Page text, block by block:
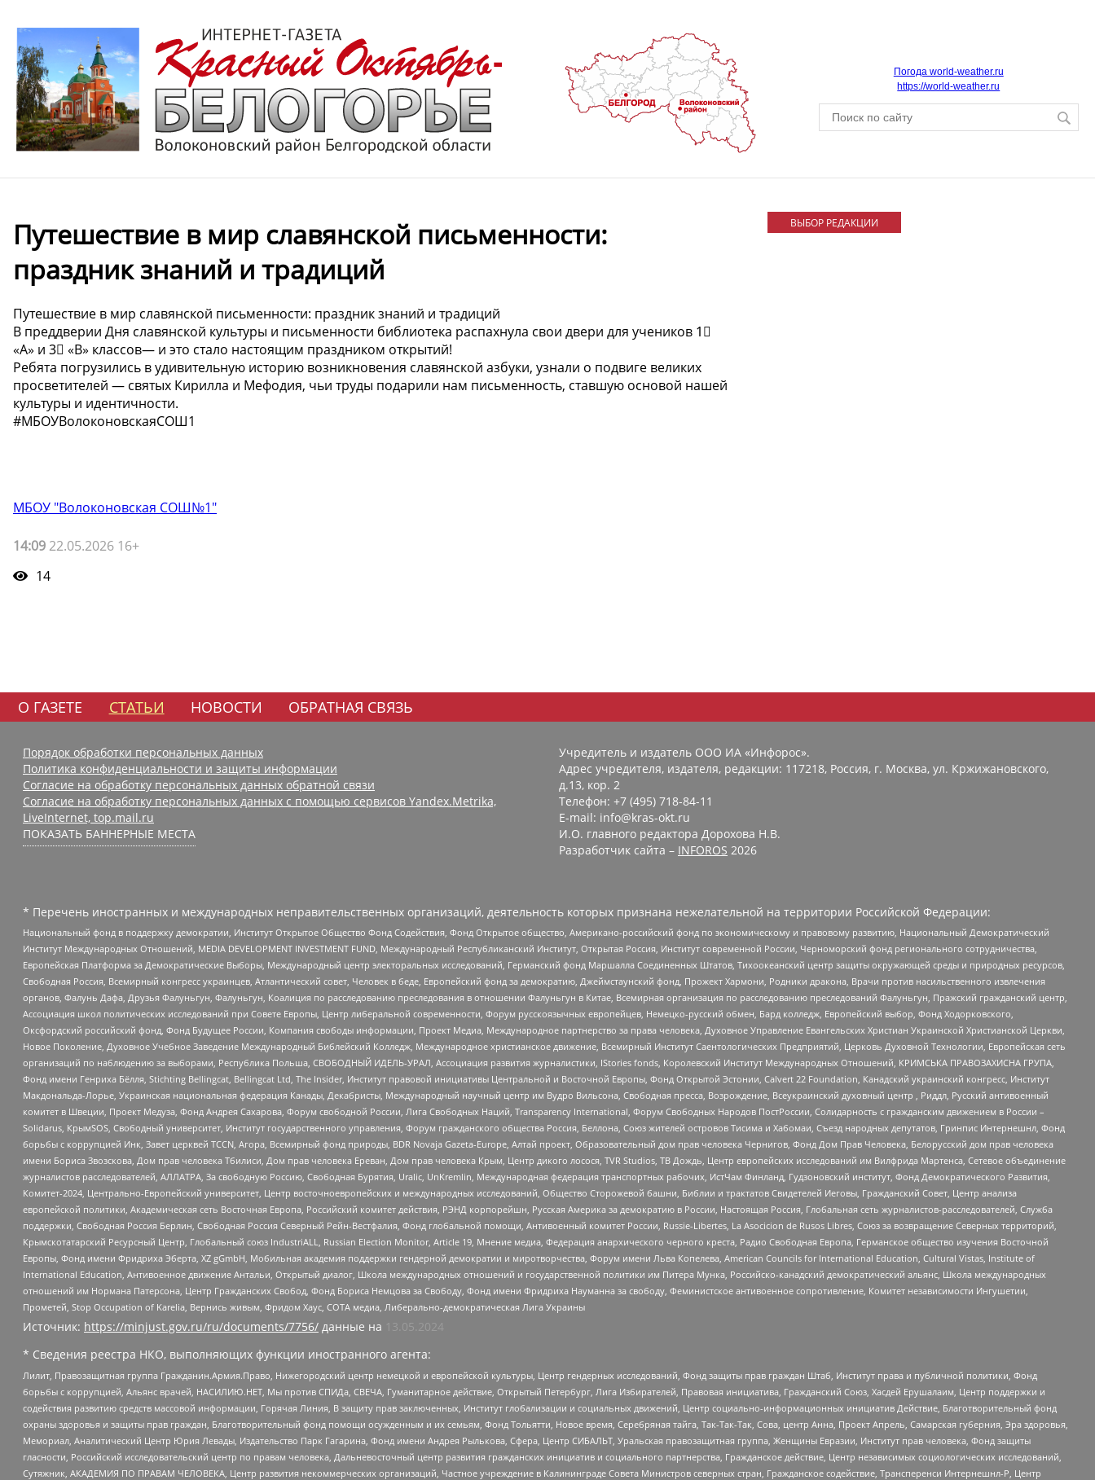
Погода world-weather.ru
https://world-weather.ru
Путешествие в мир славянской письменности:
праздник знаний и традиций
Путешествие в мир славянской письменности: праздник знаний и традиций
В преддверии Дня славянской культуры и письменности библиотека распахнула свои двери для учеников 1⃣
«А» и 3⃣ «В» классов— и это стало настоящим праздником открытий!
Ребята погрузились в удивительную историю возникновения славянской азбуки, узнали о подвиге великих
просветителей — святых Кирилла и Мефодия, чьи труды подарили нам письменность, ставшую основой нашей
культуры и идентичности.
#МБОУВолоконовскаяСОШ1
МБОУ "Волоконовская СОШ№1"
14:09 22.05.2026 16+
14
ВЫБОР РЕДАКЦИИ
О ГАЗЕТЕ СТАТЬИ НОВОСТИ ОБРАТНАЯ СВЯЗЬ
Порядок обработки персональных данных
Политика конфиденциальности и защиты информации
Согласие на обработку персональных данных обратной связи
Согласие на обработку персональных данных с помощью сервисов Yandex.Metrika,
LiveInternet, top.mail.ru
ПОКАЗАТЬ БАННЕРНЫЕ МЕСТА
Учредитель и издатель ООО ИА «Инфорос».
Адрес учредителя, издателя, редакции: 117218, Россия, г. Москва, ул. Кржижановского,
д.13, кор. 2
Телефон: +7 (495) 718-84-11
E-mail: info@kras-okt.ru
И.О. главного редактора Дорохова Н.В.
Разработчик сайта – INFOROS 2026
* Перечень иностранных и международных неправительственных организаций, деятельность которых признана нежелательной на территории Российской Федерации:
Национальный фонд в поддержку демократии, Институт Открытое Общество Фонд Содействия, Фонд Открытое общество, Американо-российский фонд по экономическому и правовому развитию, Национальный Демократический
Институт Международных Отношений, MEDIA DEVELOPMENT INVESTMENT FUND, Международный Республиканский Институт, Открытая Россия, Институт современной России, Черноморский фонд регионального сотрудничества,
Европейская Платформа за Демократические Выборы, Международный центр электоральных исследований, Германский фонд Маршалла Соединенных Штатов, Тихоокеанский центр защиты окружающей среды и природных ресурсов,
Свободная Россия, Всемирный конгресс украинцев, Атлантический совет, Человек в беде, Европейский фонд за демократию, Джеймстаунский фонд, Прожект Хармони, Родники дракона, Врачи против насильственного извлечения
органов, Фалунь Дафа, Друзья Фалуньгун, Фалуньгун, Коалиция по расследованию преследования в отношении Фалуньгун в Китае, Всемирная организация по расследованию преследований Фалуньгун, Пражский гражданский центр,
Ассоциация школ политических исследований при Совете Европы, Центр либеральной современности, Форум русскоязычных европейцев, Немецко-русский обмен, Бард колледж, Европейский выбор, Фонд Ходорковского,
Оксфордский российский фонд, Фонд Будущее России, Компания свободы информации, Проект Медиа, Международное партнерство за права человека, Духовное Управление Евангельских Христиан Украинской Христианской Церкви,
Новое Поколение, Духовное Учебное Заведение Международный Библейский Колледж, Международное христианское движение, Всемирный Институт Саентологических Предприятий, Церковь Духовной Технологии, Европейская сеть
организаций по наблюдению за выборами, Республика Польша, СВОБОДНЫЙ ИДЕЛЬ-УРАЛ, Ассоциация развития журналистики, IStories fonds, Королевский Институт Международных Отношений, КРИМСЬКА ПРАВОЗАХИСНА ГРУПА,
Фонд имени Генриха Бёлля, Stichting Bellingcat, Bellingcat Ltd, The Insider, Институт правовой инициативы Центральной и Восточной Европы, Фонд Открытой Эстонии, Calvert 22 Foundation, Канадский украинский конгресс, Институт
Макдональда-Лорье, Украинская национальная федерация Канады, Декабристы, Международный научный центр им Вудро Вильсона, Свободная пресса, Возрождение, Всеукраинский духовный центр , Риддл, Русский антивоенный
комитет в Швеции, Проект Медуза, Фонд Андрея Сахарова, Форум свободной России, Лига Свободных Наций, Transparеncy International, Форум Свободных Народов ПостРоссии, Солидарность с гражданским движением в России –
Solidarus, КрымSOS, Свободный университет, Институт государственного управления, Форум гражданского общества Россия, Беллона, Союз жителей островов Тисима и Хабомаи, Съезд народных депутатов, Гринпис Интернешнл, Фонд
борьбы с коррупцией Инк, Завет церквей TCCN, Агора, Всемирный фонд природы, BDR Novaja Gazeta-Europe, Алтай проект, Образовательный дом прав человека Чернигов, Фонд Дом Прав Человека, Белорусский дом прав человека
имени Бориса Звозскова, Дом прав человека Тбилиси, Дом прав человека Ереван, Дом прав человека Крым, Центр дикого лосося, TVR Studios, ТВ Дождь, Центр европейских исследований им Вилфрида Мартенса, Сетевое объединение
журналистов расследователей, АЛЛАТРА, За свободную Россию, Свободная Бурятия, Uralic, UnKremlin, Международная федерация транспортных рабочих, ИстЧам Финланд, Гудзоновский институт, Фонд Демократического Развития,
Комитет-2024, Центрально-Европейский университет, Центр восточноевропейских и международных исследований, Общество Сторожевой башни, Библии и трактатов Свидетелей Иеговы, Гражданский Совет, Центр анализа
европейской политики, Академическая сеть Восточная Европа, Российский комитет действия, РЭНД корпорейшн, Русская Америка за демократию в России, Настоящая Россия, Глобальная сеть журналистов-расследователей, Служба
поддержки, Свободная Россия Берлин, Свободная Россия Северный Рейн-Вестфалия, Фонд глобальной помощи, Антивоенный комитет России, Russie-Libertes, La Asocicion de Rusos Libres, Союз за возвращение Северных территорий,
Крымскотатарский Ресурсный Центр, Глобальный союз IndustriALL, Russian Election Monitor, Article 19, Мнение медиа, Федерация анархического черного креста, Радио Свободная Европа, Германское общество изучения Восточной
Европы, Фонд имени Фридриха Эберта, XZ gGmbH, Мобильная академия поддержки гендерной демократии и миротворчества, Форум имени Льва Копелева, American Councils for International Education, Cultural Vistas, Institute of
International Education, Антивоенное движение Антальи, Открытый диалог, Школа международных отношений и государственной политики им Питера Мунка, Российско-канадский демократический альянс, Школа международных
отношений им Нормана Патерсона, Центр Гражданских Свобод, Фонд Бориса Немцова за Свободу, Фонд имени Фридриха Науманна за свободу, Феминистское антивоенное сопротивление, Комитет независимости Ингушетии,
Прометей, Stop Occupation of Karelia, Вернись живым, Фридом Хаус, СОТА медиа, Либерально-демократическая Лига Украины
Источник: https://minjust.gov.ru/ru/documents/7756/ данные на
13.05.2024
* Сведения реестра НКО, выполняющих функции иностранного агента:
Лилит, Правозащитная группа Гражданин.Армия.Право, Нижегородский центр немецкой и европейской культуры, Центр гендерных исследований, Фонд защиты прав граждан Штаб, Институт права и публичной политики, Фонд
борьбы с коррупцией, Альянс врачей, НАСИЛИЮ.НЕТ, Мы против СПИДа, СВЕЧА, Гуманитарное действие, Открытый Петербург, Лига Избирателей, Правовая инициатива, Гражданский Союз, Хасдей Ерушалаим, Центр поддержки и
содействия развитию средств массовой информации, Горячая Линия, В защиту прав заключенных, Институт глобализации и социальных движений, Центр социально-информационных инициатив Действие, Благотворительный фонд
охраны здоровья и защиты прав граждан, Благотворительный фонд помощи осужденным и их семьям, Фонд Тольятти, Новое время, Серебряная тайга, Так-Так-Так, Сова, центр Анна, Проект Апрель, Самарская губерния, Эра здоровья,
Мемориал, Аналитический Центр Юрия Левады, Издательство Парк Гагарина, Фонд имени Андрея Рылькова, Сфера, Центр СИБАЛЬТ, Уральская правозащитная группа, Женщины Евразии, Институт прав человека, Фонд защиты
гласности, Российский исследовательский центр по правам человека, Дальневосточный центр развития гражданских инициатив и социального партнерства, Гражданское действие, Центр независимых социологических исследований,
Сутяжник, АКАДЕМИЯ ПО ПРАВАМ ЧЕЛОВЕКА, Центр развития некоммерческих организаций, Частное учреждение в Калининграде Совета Министров северных стран, Гражданское содействие, Трансперенси Интернешнл-Р, Центр